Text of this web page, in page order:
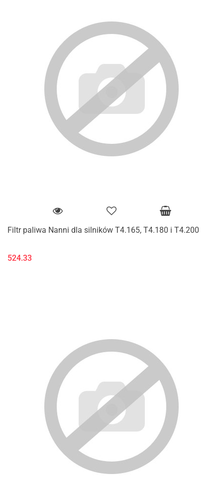
Filtr paliwa Nanni dla silników T4.165, T4.180 i T4.200
524.33